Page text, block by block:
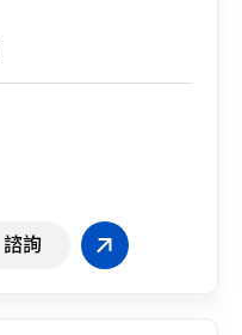
諮詢